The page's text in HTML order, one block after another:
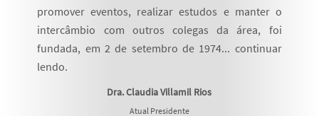
promover eventos, realizar estudos e manter o
intercâmbio com outros colegas da área, foi
fundada, em 2 de setembro de 1974... continuar
lendo.
Dra. Claudia Villamil Rios
Atual Presidente